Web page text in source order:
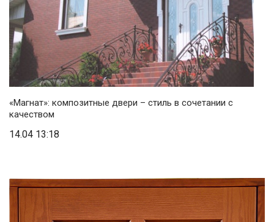
«Магнат»: композитные двери – стиль в сочетании с
качеством
14.04 13:18